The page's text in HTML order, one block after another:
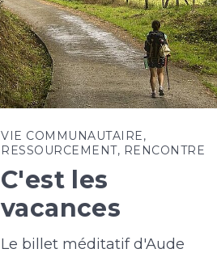
VIE COMMUNAUTAIRE
RESSOURCEMENT, RENCONTRE
C'est les
vacances
Le billet méditatif d'Aude